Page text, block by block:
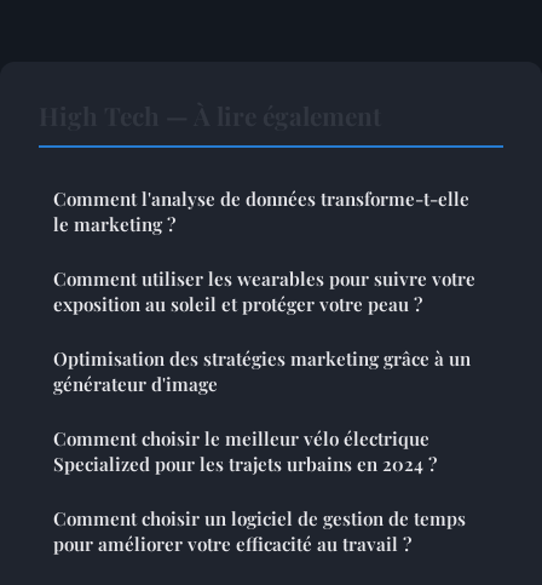
Comment l'analyse de données transforme-t-elle
le marketing ?
Comment utiliser les wearables pour suivre votre
exposition au soleil et protéger votre peau ?
Optimisation des stratégies marketing grâce à un
générateur d'image
Comment choisir le meilleur vélo électrique
Specialized pour les trajets urbains en 2024 ?
Comment choisir un logiciel de gestion de temps
pour améliorer votre efficacité au travail ?